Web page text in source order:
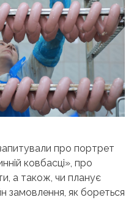
про портрет
ковбасці», про
а також, чи планує
замовлення, як бореться